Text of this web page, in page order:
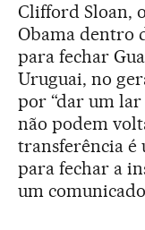
Clifford Sloan,
Obama dentro
para fechar
Uruguai, no
por “dar um
não podem
transferência é
para fechar a
um